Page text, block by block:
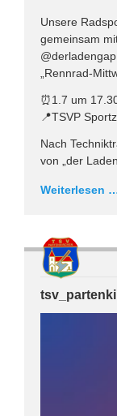
Unsere
gemeinsam
„Rennrad-
⏰1.7 um
📍TSVP
Nach
von „der
Weiterlesen